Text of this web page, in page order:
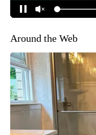
Around the Web